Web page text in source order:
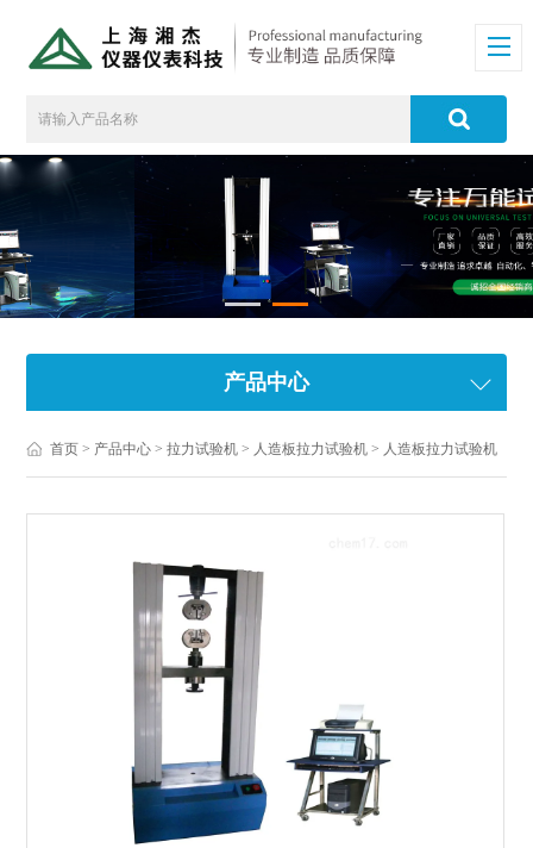
产品中心
首页 > 产品中心 >拉力试验机 > 人造板拉力试验机 > 人造板拉力试验机